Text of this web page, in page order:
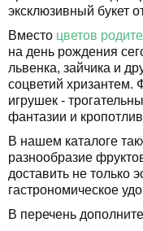
эксклюзивный букет
Вместо цветов
на день рождения
львенка, зайчика и
соцветий хризантем.
игрушек -
фантазии и
В нашем каталоге
разнообразие
доставить не только
гастрономическое
В перечень